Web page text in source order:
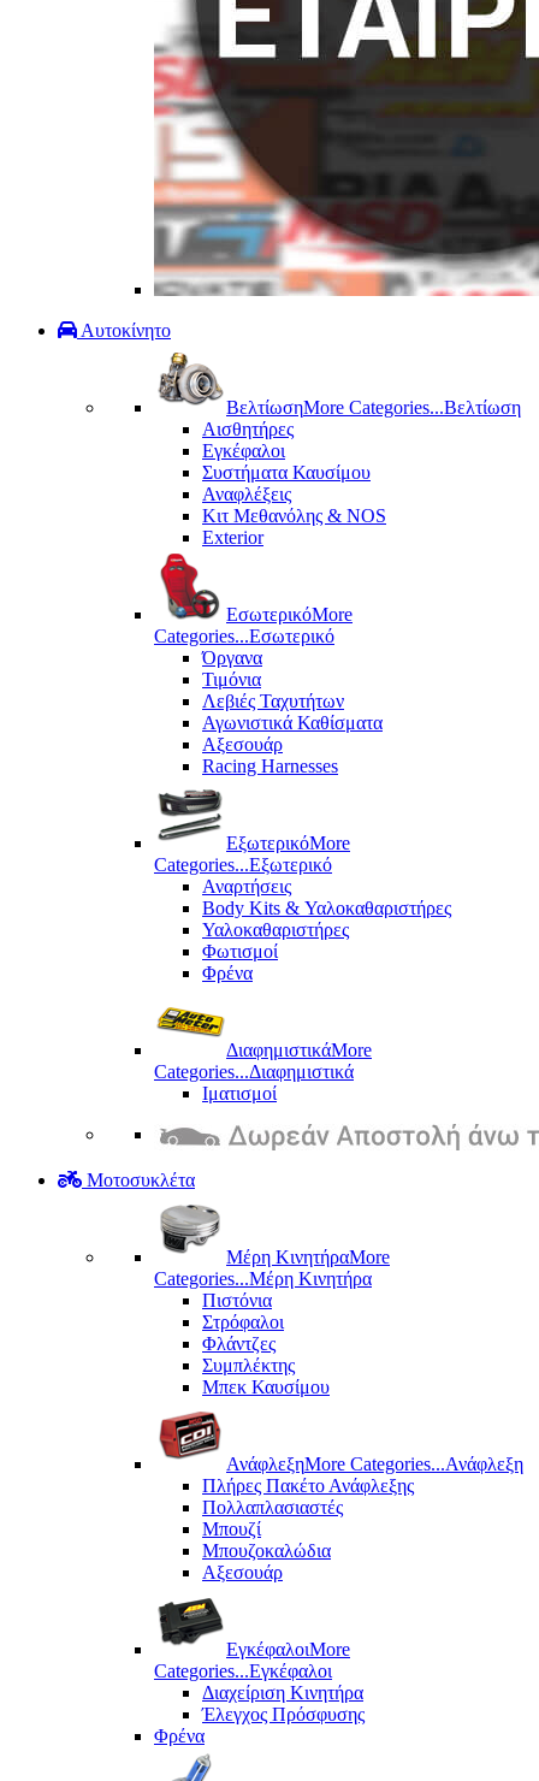
Αυτοκίνητο
ΒελτίωσηMore Categories...Βελτίωση
Αισθητήρες
Εγκέφαλοι
Συστήματα Καυσίμου
Αναφλέξεις
Κιτ Μεθανόλης & ΝΟS
Exterior
ΕσωτερικόMore
Categories...Εσωτερικό
Όργανα
Τιμόνια
Λεβιές Ταχυτήτων
Αγωνιστικά Καθίσματα
Αξεσουάρ
Racing Harnesses
ΕξωτερικόMore
Categories...Εξωτερικό
Αναρτήσεις
Body Kits & Υαλοκαθαριστήρες
Υαλοκαθαριστήρες
Φωτισμοί
Φρένα
ΔιαφημιστικάMore
Categories...Διαφημιστικά
Ιματισμοί
Μοτοσυκλέτα
Μέρη KινητήραMore
Categories...Μέρη Kινητήρα
Πιστόνια
Στρόφαλοι
Φλάντζες
Συμπλέκτης
Μπεκ Καυσίμου
ΑνάφλεξηMore Categories...Ανάφλεξη
Πλήρες Πακέτο Ανάφλεξης
Πολλαπλασιαστές
Μπουζί
Μπουζοκαλώδια
Αξεσουάρ
ΕγκέφαλοιMore
Categories...Εγκέφαλοι
Διαχείριση Κινητήρα
Έλεγχος Πρόσφυσης
Φρένα